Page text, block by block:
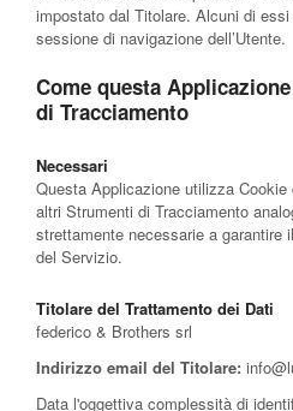
impostato dal Titolare. Alcuni di
sessione di navigazione dell’Utente.
Come questa
di Tracciamento
Necessari
Questa Applicazione utilizza Cookie
altri Strumenti di Tracciamento
strettamente necessarie a garantire
del Servizio.
Titolare del Trattamento dei Dati
federico & Brothers srl
Indirizzo email del Titolare:
Data l'oggettiva complessità di